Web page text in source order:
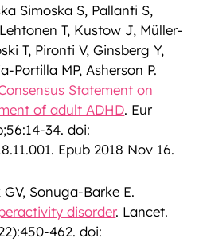
Simoska S, Pallanti S,
T, Kustow J, Müller-
T, Pironti V, Ginsberg Y,
Portilla MP, Asherson P.
Statement on
of adult ADHD. Eur
34. doi:
Epub 2018 Nov 16.
Sonuga-Barke E.
disorder. Lancet.
462. doi: